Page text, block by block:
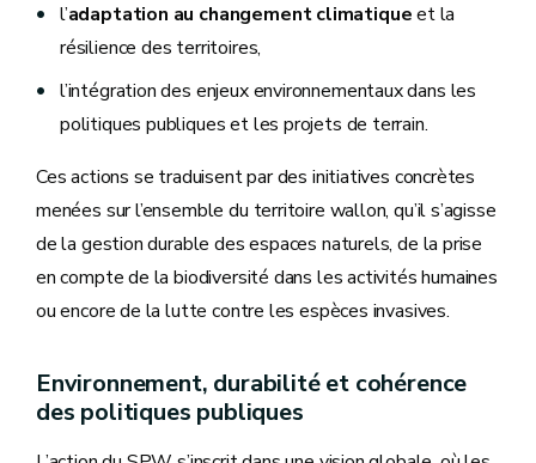
l’adaptation au changement climatiqueet la
résilience des territoires,
l’intégration des enjeux environnementaux dans les
politiques publiques et les projets de terrain.
Ces actions se traduisent par des initiatives concrètes
menées sur l’ensemble du territoire wallon, qu’il s’agisse
de la gestion durable des espaces naturels, de la prise
en compte de la biodiversité dans les activités humaines
ou encore de la lutte contre les espèces invasives.
Environnement, durabilité et cohérence
des politiques publiques